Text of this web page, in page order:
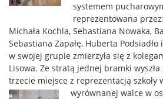
systemem
reprezentowana
Michała Kochla, Sebastiana Nowaka,
Sebastiana Zapałę, Huberta
w swojej grupie zmierzyła się z
Lisowa. Ze stratą jednej bramki
trzecie miejsce z reprezentacją szkoły
wyrównanej walce w